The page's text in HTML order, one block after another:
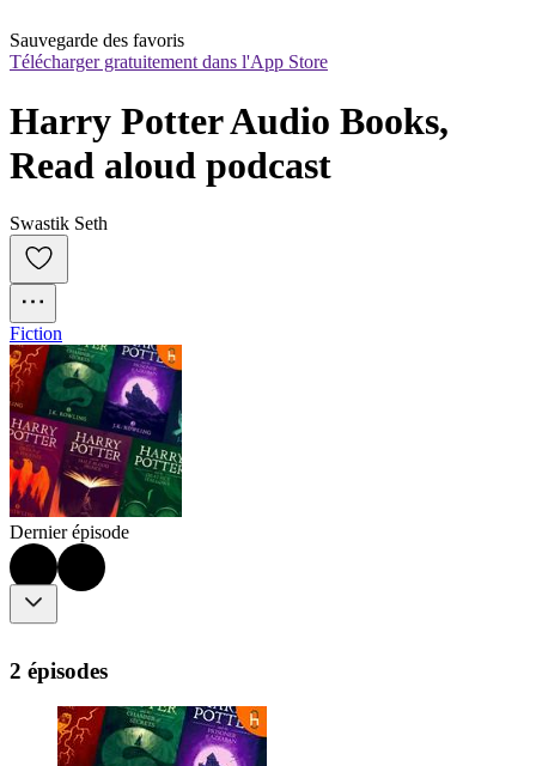
Sauvegarde des favoris
Télécharger gratuitement dans l'App Store
Harry Potter Audio Books,
Read aloud podcast
Swastik Seth
Fiction
Dernier épisode
2 épisodes